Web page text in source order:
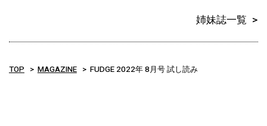
姉妹誌一覧
TOP MAGAZINE FUDGE 2022年 8月号 試し読み